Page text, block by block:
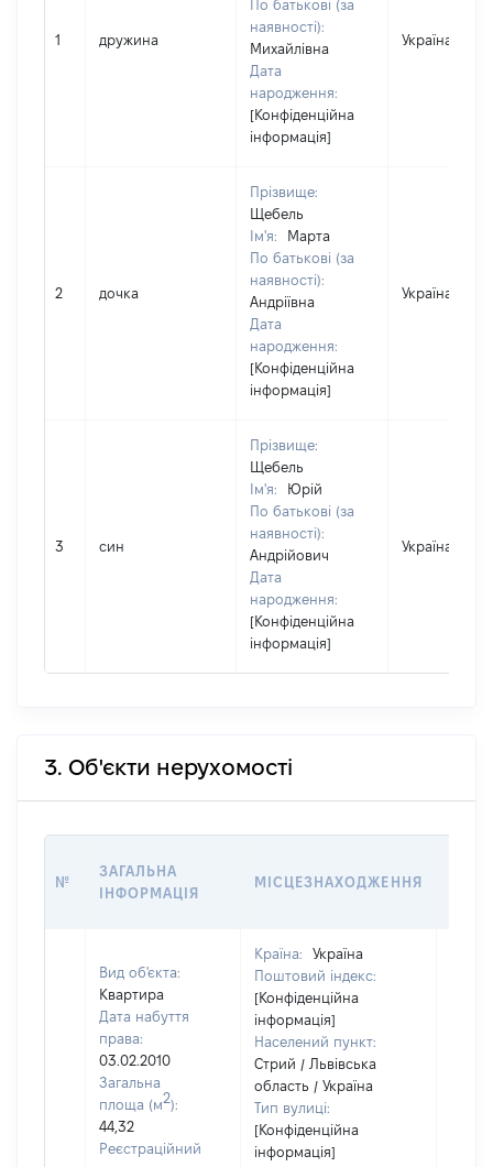
1 дружина
По батькові (за
наявності):
Михайлівна
Дата
народження:
[Конфіденційна
інформація]
Україна
2 дочка
Прізвище:
Щебель
Ім'я:
Марта
По батькові (за
наявності):
Андріївна
Дата
народження:
[Конфіденційна
інформація]
Україна
3 син
Прізвище:
Щебель
Ім'я:
Юрій
По батькові (за
наявності):
Андрійович
Дата
народження:
[Конфіденційна
інформація]
Україна
3. Об'єкти нерухомості
№
ЗАГАЛЬНА
ІНФОРМАЦІЯ
МІСЦЕЗНАХОДЖЕННЯ
Вид об'єкта:
Квартира
Дата набуття
права:
03.02.2010
Загальна
площа (м2):
44,32
Реєстраційний
Країна:
Україна
Поштовий індекс:
[Конфіденційна
інформація]
Населений пункт:
Стрий / Львівська
область / Україна
Тип вулиці:
[Конфіденційна
інформація]